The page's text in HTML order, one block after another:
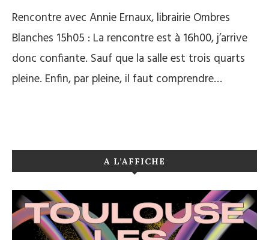
Rencontre avec Annie Ernaux, librairie Ombres
Blanches 15h05 : La rencontre est à 16h00, j’arrive
donc confiante. Sauf que la salle est trois quarts
pleine. Enfin, par pleine, il faut comprendre…
A L’AFFICHE